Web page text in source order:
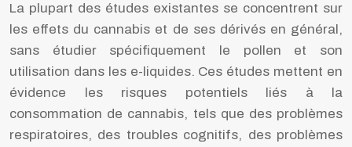
La plupart des études existantes se concentrent sur
les effets du cannabis et de ses dérivés en général,
sans étudier spécifiquement le pollen et son
utilisation dans les e-liquides. Ces études mettent en
évidence les risques potentiels liés à la
consommation de cannabis, tels que des problèmes
respiratoires, des troubles cognitifs, des problèmes